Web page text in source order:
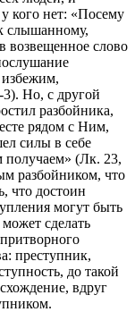
кого нет: «Посему
слышанному,
возвещенное слово
избежим,
3). Но, с другой
разбойника,
рядом с Ним,
силы в себе
получаем» (Лк. 23,
разбойником, что
что достоин
могут быть
сделать
преступник,
до такой
вдруг